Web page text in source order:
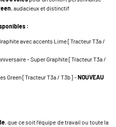
, audacieux et distinctif
:
avec accents Lime [Tracteur T3a /
– Super Graphite [Tracteur T3a /
Green [Tracteur T3a / T3b] –NOUVEAU
, que ce soit l’équipe de travail ou toute la